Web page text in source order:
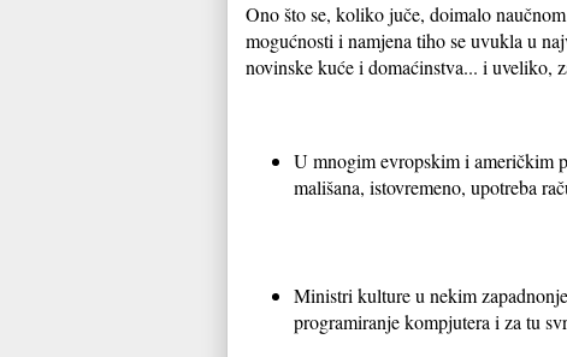
Ono što se, koliko juče, doimalo
mogućnosti i namjena tiho se uvukla u
novinske kuće i domaćinstva... i uveliko,
U mnogim evropskim i američkim
mališana, istovremeno, upotreba
Ministri kulture u nekim
programiranje kompjutera i za tu